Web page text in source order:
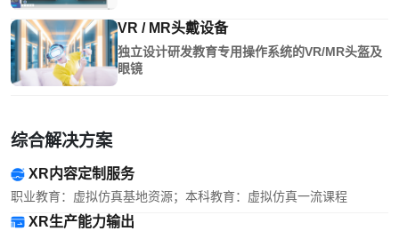
VR / MR头戴设备
独立设计研发教育专用操作系统的VR/MR头盔及
眼镜
综合解决方案
XR内容定制服务
职业教育：虚拟仿真基地资源；本科教育：虚拟仿真一流课程
XR生产能力输出